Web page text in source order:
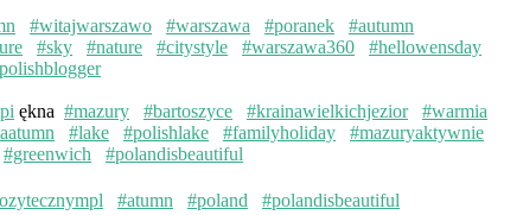
#witajwarszawo #warszawa #poranek
#autumn
#sky #nature #citystyle #warszawa360
#hellowensday
ękna #mazury #bartoszyce #krainawielkichjezior
#warmia
#lake #polishlake #familyholiday
#mazuryaktywnie
#greenwich #polandisbeautiful
#atumn #poland
#polandisbeautiful